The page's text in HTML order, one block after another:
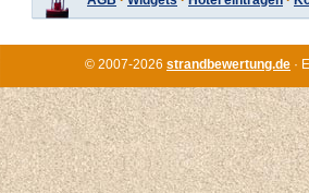
© 2007-2026 strandbewertung.de ·